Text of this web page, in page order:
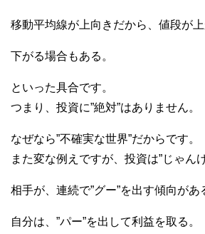
移動平均線が上向きだから、値段が
下がる場合もある。
といった具合です。
つまり、投資に”絶対”はありません。
なぜなら”不確実な世界”だからです。
また変な例えですが、投資は”じゃん
相手が、連続で”グー”を出す傾向が
自分は、”パー”を出して利益を取る。